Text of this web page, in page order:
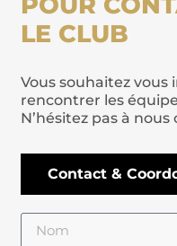
LE CLUB
Vous souhaitez vous
rencontrer les
N’hésitez pas à
Contact &